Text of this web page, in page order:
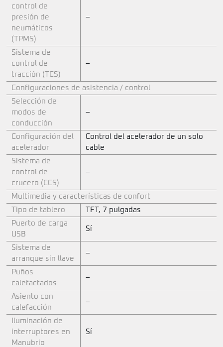
control de
presión de
neumáticos
(TPMS)
–
Sistema de
control de
tracción (TCS)
–
Configuraciones de asistencia / control
Selección de
modos de
conducción
–
Configuración del
acelerador
Control del acelerador de un solo
cable
Sistema de
control de
crucero (CCS)
–
Multimedia y características de confort
Tipo de tablero
TFT, 7 pulgadas
Puerto de carga
USB
Sí
Sistema de
arranque sin llave
–
Puños
calefactados
–
Asiento con
calefacción
–
Iluminación de
interruptores en
Manubrio
Sí